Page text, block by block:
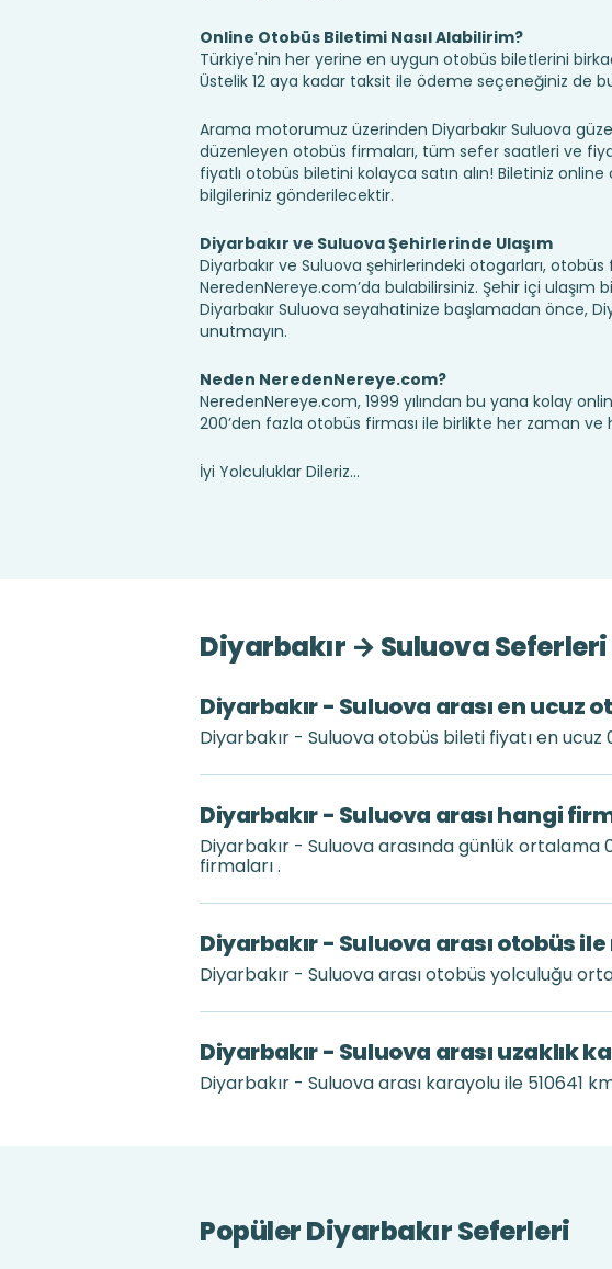
Online Otobüs Biletimi Nasıl Alabilirim?
Türkiye'nin her yerine en uygun otobüs biletlerini
Üstelik 12 aya kadar taksit ile ödeme seçeneğiniz de
Arama motorumuz üzerinden Diyarbakır Suluova
düzenleyen otobüs firmaları, tüm sefer saatleri ve
fiyatlı otobüs biletini kolayca satın alın! Biletiniz
bilgileriniz gönderilecektir.
Diyarbakır ve Suluova Şehirlerinde Ulaşım
Diyarbakır ve Suluova şehirlerindeki otogarları,
NeredenNereye.com’da bulabilirsiniz. Şehir içi ulaşım
Diyarbakır Suluova seyahatinize başlamadan önce,
unutmayın.
Neden NeredenNereye.com?
NeredenNereye.com, 1999 yılından bu yana kolay
200’den fazla otobüs firması ile birlikte her zaman ve
İyi Yolculuklar Dileriz...
Diyarbakır → Suluova Seferleri
Diyarbakır - Suluova arası en ucuz
Diyarbakır - Suluova otobüs bileti fiyatı en
Diyarbakır - Suluova arası hangi
Diyarbakır - Suluova arasında günlük
firmaları .
Diyarbakır - Suluova arası otobüs
Diyarbakır - Suluova arası otobüs yolculuğu
Diyarbakır - Suluova arası uzaklık
Diyarbakır - Suluova arası karayolu ile 510641
Popüler Diyarbakır Seferleri